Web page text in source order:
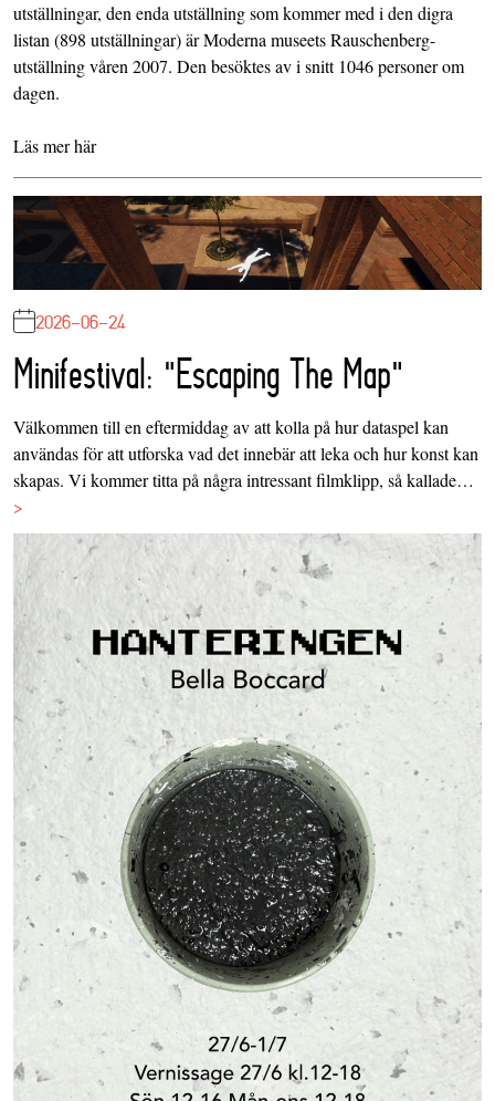
utställningar, den enda utställning som kommer med i den digra
listan (898 utställningar) är Moderna museets Rauschenberg-
utställning våren 2007. Den besöktes av i snitt 1046 personer om
dagen.
Läs merhär
2026-06-24
Minifestival: "Escaping The Map"
Välkommen till en eftermiddag av att kolla på hur dataspel kan
användas för att utforska vad det innebär att leka och hur konst kan
skapas. Vi kommer titta på några intressant filmklipp, så kallade…
>